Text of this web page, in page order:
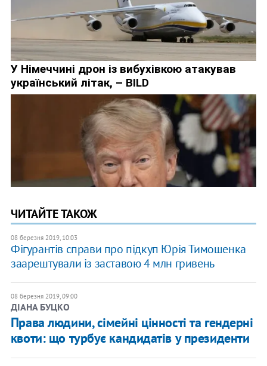
ЧИТАЙТЕ ТАКОЖ
08 березня 2019, 10:03
Фігурантів справи про підкуп Юрія Тимошенка
заарештували із заставою 4 млн гривень
08 березня 2019, 09:00
ДІАНА БУЦКО
Права людини, сімейні цінності та гендерні
квоти: що турбує кандидатів у президенти